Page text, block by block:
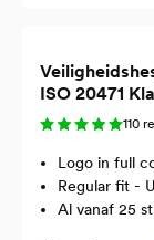
ISO 20471
110
Logo in full
Regular fit -
Al vanaf 25